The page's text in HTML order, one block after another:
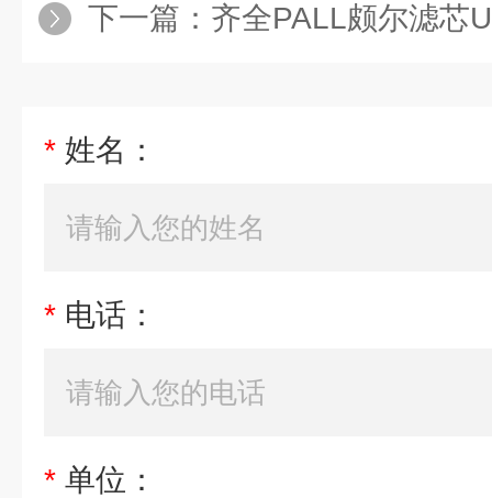
下一篇： 齐全PALL颇尔滤芯
* 姓名：
* 电话：
* 单位：